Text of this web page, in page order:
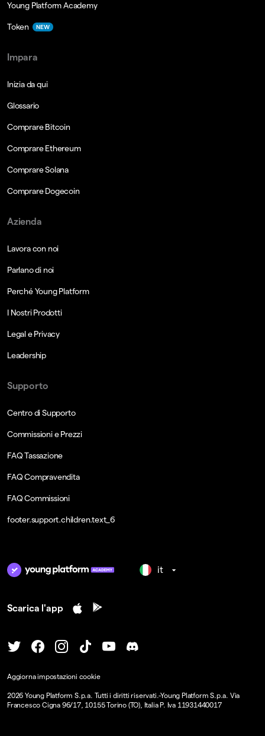
Young Platform Academy
Token NEW
Impara
Inizia da qui
Glossario
Comprare Bitcoin
Comprare Ethereum
Comprare Solana
Comprare Dogecoin
Azienda
Lavora con noi
Parlano di noi
Perché Young Platform
I Nostri Prodotti
Legal e Privacy
Leadership
Supporto
Centro di Supporto
Commissioni e Prezzi
FAQ Tassazione
FAQ Compravendita
FAQ Commissioni
footer.support.children.text_6
it
Scarica l'app
2026 Young Platform S.p.a. Tutti i diritti riservati.-Young Platform S.p.a. Via
Francesco Cigna 96/17, 10155 Torino (TO), Italia P. Iva 11931440017
Aggiorna impostazioni cookie